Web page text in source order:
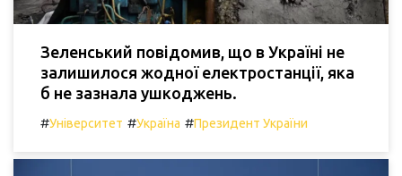
Зеленський повідомив, що в Україні не
залишилося жодної електростанції, яка
б не зазнала ушкоджень.
#Університет #Україна #Президент України